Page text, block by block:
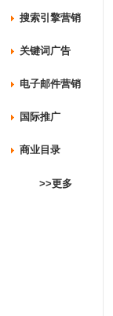
搜索引擎营销
关键词广告
电子邮件营销
国际推广
商业目录
>>更多